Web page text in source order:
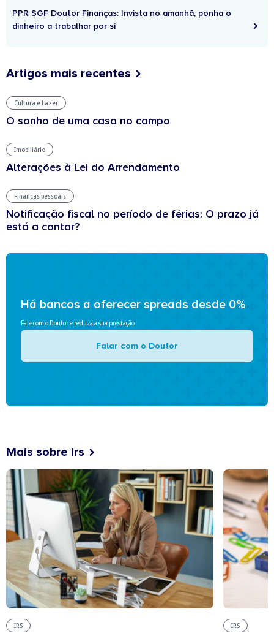
PPR SGF Doutor Finanças: Invista no amanhã, ponha o
dinheiro a trabalhar por si
Artigos mais recentes
Cultura e Lazer
O sonho de uma casa no campo
Imobiliário
Alterações à Lei do Arrendamento
Finanças pessoais
Notificação fiscal no período de férias: O prazo já
está a contar?
Há bancos a oferecer spreads desde 0%
Fale com o Doutor e reduza a sua prestação
Falar com o Doutor
Mais sobre irs
IRS IRS